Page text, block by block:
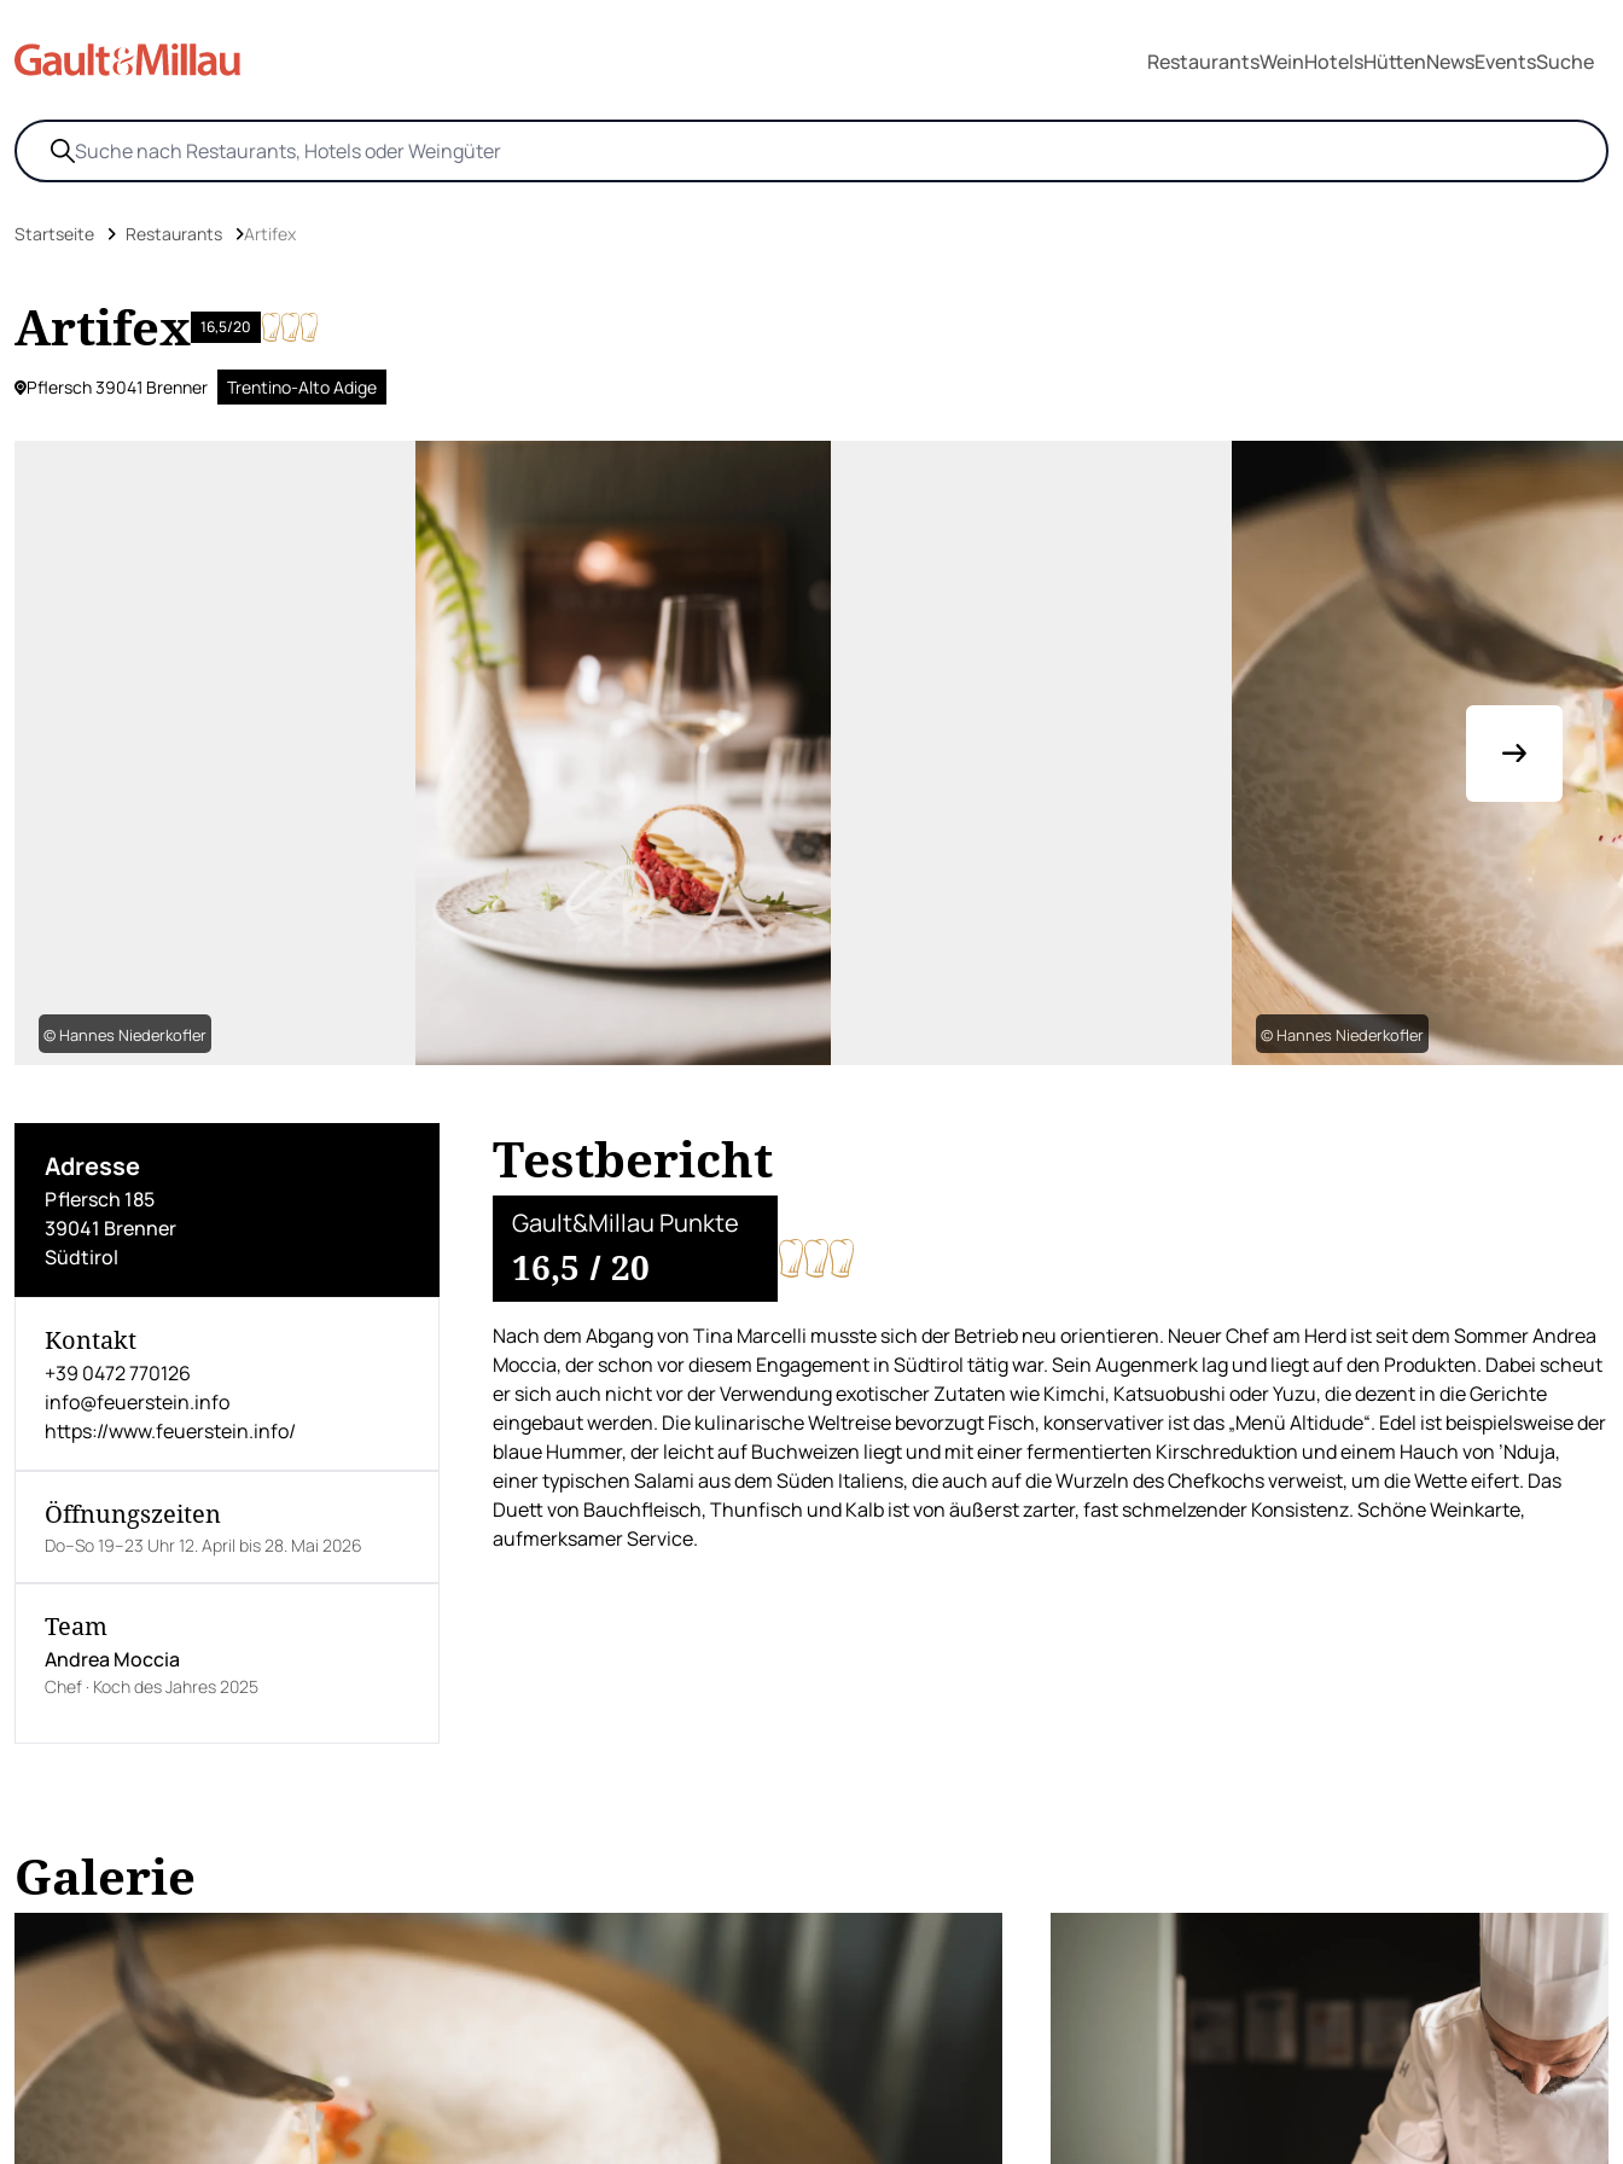
RestaurantsWeinHotelsHüttenNewsEventsSuche
Startseite Restaurants Artifex
Artifex 16,5/20
Pflersch 39041 Brenner Trentino-Alto Adige
© Hannes Niederkofler © Hannes Niederkofler
Adresse
Pflersch 185
39041 Brenner
Südtirol
Kontakt
+39 0472 770126
info@feuerstein.info
https://www.feuerstein.info/
Öffnungszeiten
Do–So 19–23 Uhr 12. April bis 28. Mai 2026
Team
Andrea Moccia
Chef · Koch des Jahres 2025
Testbericht
Gault&Millau Punkte
16,5 / 20
Nach dem Abgang von Tina Marcelli musste sich der Betrieb neu orientieren. Neuer Chef am Herd ist seit dem Sommer Andrea
Moccia, der schon vor diesem Engagement in Südtirol tätig war. Sein Augenmerk lag und liegt auf den Produkten. Dabei scheut
er sich auch nicht vor der Verwendung exotischer Zutaten wie Kimchi, Katsuobushi oder Yuzu, die dezent in die Gerichte
eingebaut werden. Die kulinarische Weltreise bevorzugt Fisch, konservativer ist das „Menü Altidude“. Edel ist beispielsweise der
blaue Hummer, der leicht auf Buchweizen liegt und mit einer fermentierten Kirschreduktion und einem Hauch von ’Nduja,
einer typischen Salami aus dem Süden Italiens, die auch auf die Wurzeln des Chefkochs verweist, um die Wette eifert. Das
Duett von Bauchfleisch, Thunfisch und Kalb ist von äußerst zarter, fast schmelzender Konsistenz. Schöne Weinkarte,
aufmerksamer Service.
Galerie